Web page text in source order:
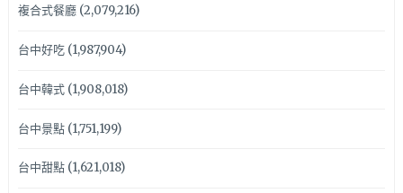
複合式餐廳(2,079,216)
台中好吃(1,987,904)
台中韓式(1,908,018)
台中景點(1,751,199)
台中甜點(1,621,018)